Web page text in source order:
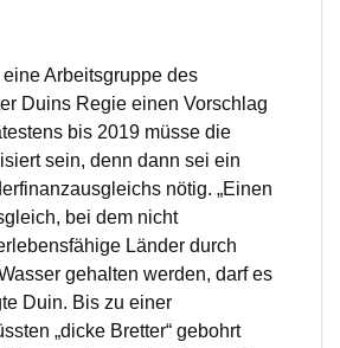
Arbeitsgruppe des
Duins Regie einen Vorschlag
bis 2019 müsse die
sein, denn dann sei ein
nötig. „Einen
bei dem nicht
Länder durch
gehalten werden, darf es
Duin. Bis zu einer
„dicke Bretter“ gebohrt